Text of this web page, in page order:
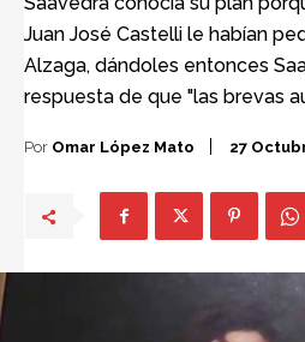
Juan José Castelli le habían
Alzaga, dándoles entonces
respuesta de que "las brevas
Por Omar López Mato 27